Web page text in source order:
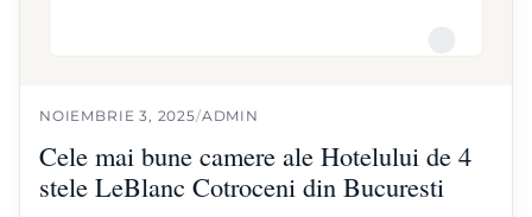
NOIEMBRIE 3, 2025/ADMIN
Cele mai bune camere ale Hotelului de 4
stele LeBlanc Cotroceni din Bucuresti